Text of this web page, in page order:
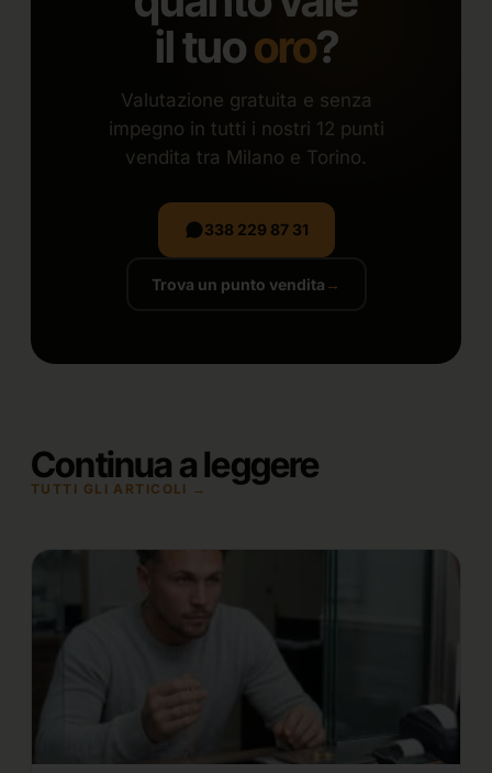
il tuooro?
Valutazione gratuita e senza
impegno in tutti i nostri 12 punti
vendita tra Milano e Torino.
338 229 87 31
Trova un punto vendita →
Continua a leggere
TUTTI GLI ARTICOLI →